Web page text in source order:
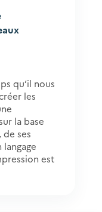
qu’il nous
les
la base
ses
est